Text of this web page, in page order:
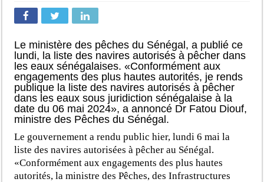
Le ministère des pêches du Sénégal, a publié ce
lundi, la liste des navires autorisés à pêcher dans
les eaux sénégalaises. «Conformément aux
engagements des plus hautes autorités, je rends
publique la liste des navires autorisés à pêcher
dans les eaux sous juridiction sénégalaise à la
date du 06 mai 2024», a annoncé Dr Fatou Diouf,
ministre des Pêches du Sénégal.
Le gouvernement a rendu public hier, lundi 6 mai la
liste des navires autorisées à pêcher au Sénégal.
«Conformément aux engagements des plus hautes
autorités, la ministre des Pêches, des Infrastructures